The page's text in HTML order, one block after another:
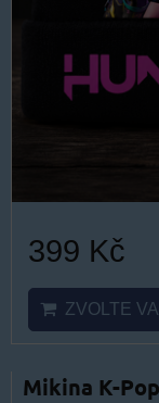
399 Kč
ZVOLTE
Mikina K-